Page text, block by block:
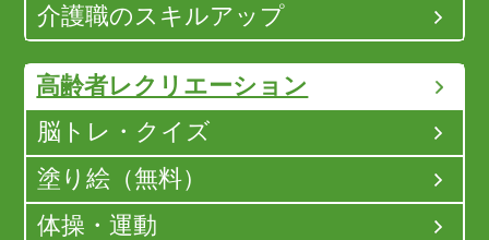
介護職のスキルアップ
高齢者レクリエーション
脳トレ・クイズ
塗り絵（無料）
体操・運動